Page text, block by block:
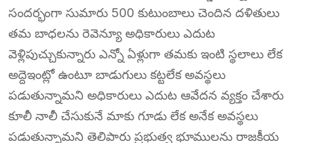
సందర్భంగా సుమారు 500 కుటుంబాలు చెందిన దళితులు
తమ బాధలను రెవెన్యూ అధికారులు ఎదుట
వెళ్లిపుచ్చుకున్నారు ఎన్నో ఏళ్లుగా తమకు ఇంటి స్థలాలు లేక
అద్దెఇంట్లో ఉంటూ బాడుగులు కట్టలేక అవస్థలు
పడుతున్నామని అధికారులు ఎదుట ఆవేదన వ్యక్తం చేశారు
కూలీ నాలీ చేసుకునే మాకు గూడు లేక అనేక అవస్థలు
పడుతున్నామని తెలిపారు ప్రభుత్వ భూములను రాజకీయ